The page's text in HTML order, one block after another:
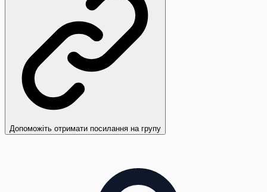
Допоможіть отримати посилання на групу